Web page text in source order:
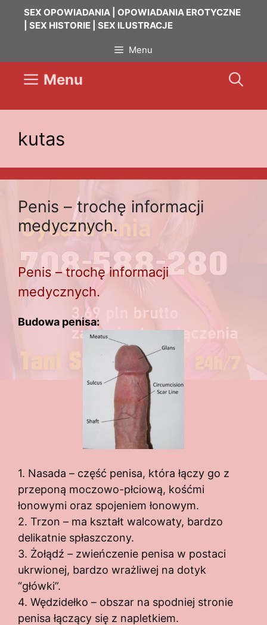
PrzejdźSEX OPOWIADANIA | OPOWIADANIA EROTYCZNE
| SEX HISTORIE | SEX ILUSTRACJE
Menu
Menu
kutas
Penis – trochę informacji
medycznych.
Penis – trochę informacji
medycznych.
Budowa penisa:
1. Nasada – część penisa, która łączy go z
przeponą moczowo-płciową, kośćmi
łonowymi oraz spojeniem łonowym.
2. Trzon – ma kształt walcowaty, bardzo
delikatnie spłaszczony.
3. Żołądź – zwieńczenie penisa w postaci
ukrwionej, bardzo wrażliwej na dotyk
“główki”.
4. Wędzidełko – obszar na spodniej stronie
penisa łączący się z napletkiem.